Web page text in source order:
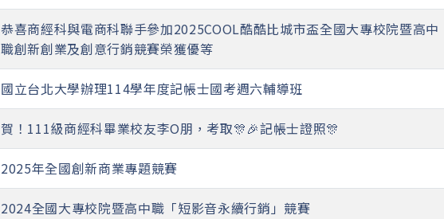
恭喜商經科與電商科聯手參加2025COOL酷酷比城市盃全國大專校院暨高中
職創新創業及創意行銷競賽榮獲優等
國立台北大學辦理114學年度記帳士國考週六輔導班
賀！111級商經科畢業校友李O朋，考取🎊🎉記帳士證照🎊
2025年全國創新商業專題競賽
2024全國大專校院暨高中職「短影音永續行銷」競賽